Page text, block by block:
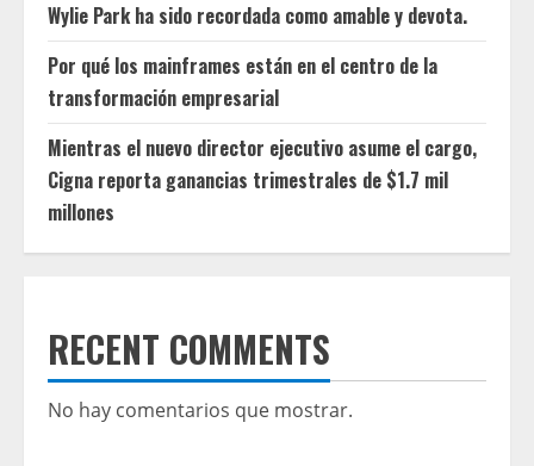
Wylie Park ha sido recordada como amable y devota.
Por qué los mainframes están en el centro de la
transformación empresarial
Mientras el nuevo director ejecutivo asume el cargo,
Cigna reporta ganancias trimestrales de $1.7 mil
millones
RECENT COMMENTS
No hay comentarios que mostrar.